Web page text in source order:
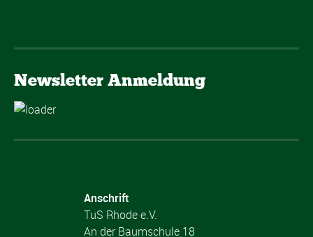
Newsletter Anmeldung
Anschrift
TuS Rhode e.V.
An der Baumschule 18